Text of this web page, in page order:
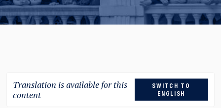
Translation is available for this
content
SWITCH TO
ENGLISH